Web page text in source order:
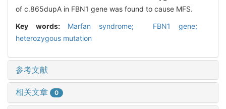
of c.865dupA in FBN1 gene was found to cause MFS.
Key words: Marfan syndrome; FBN1 gene;
heterozygous mutation
参考文献
相关文章 0